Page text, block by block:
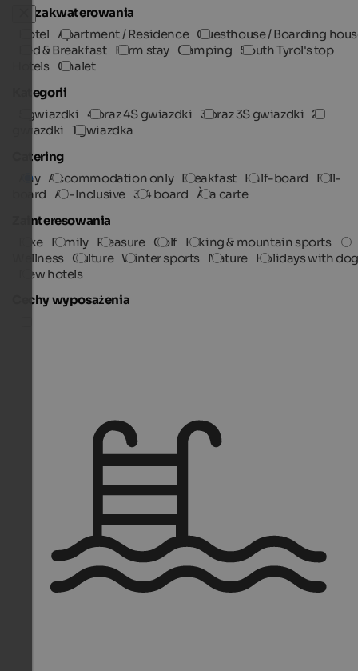
Typ zakwaterowania
Hotel Apartment / Residence Guesthouse / Boarding
Bed & Breakfast Farm stay Camping South Tyrol's top
Hotels Chalet
Kategorii
5 gwiazdki 4 oraz 4S gwiazdki 3 oraz 3S gwiazdki 2
gwiazdki 1 gwiazdka
Catering
Any Accommodation only Breakfast Half-board
Full-
board All-Inclusive 3/4 board À la carte
Zainteresowania
Bike Family Pleasure Golf Hiking & mountain sports
Wellness Culture Winter sports Nature Holidays with
New hotels
Cechy wyposażenia